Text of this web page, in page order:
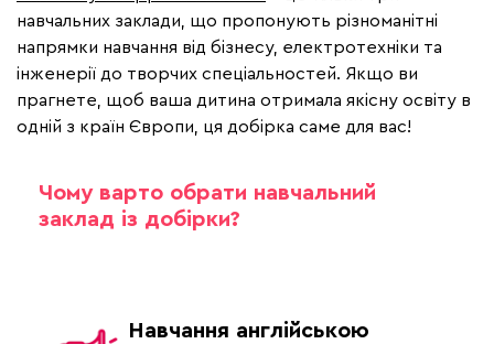
навчальних заклади, що пропонують різноманітні
напрямки навчання від бізнесу, електротехніки та
інженерії до творчих спеціальностей. Якщо ви
прагнете, щоб ваша дитина отримала якісну освіту в
одній з країн Європи, ця добірка саме для вас!
Чому варто обрати навчальний
заклад із добірки?
Навчання англійською